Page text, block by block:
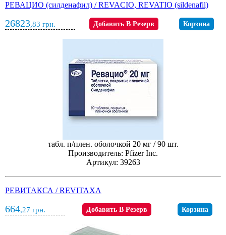
РЕВАЦИО (силденафил) / REVACIO, REVATIO (sildenafil)
26823,83 грн. Добавить В Резерв Корзина
табл. п/плен. оболочкой 20 мг / 90 шт.
Производитель: Pfizer Inc.
Артикул: 39263
РЕВИТАКСА / REVITAXA
664,27 грн. Добавить В Резерв Корзина